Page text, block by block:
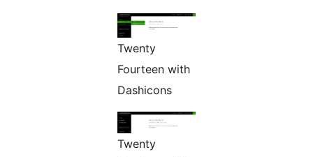
Twenty
Fourteen with
Dashicons
Twenty